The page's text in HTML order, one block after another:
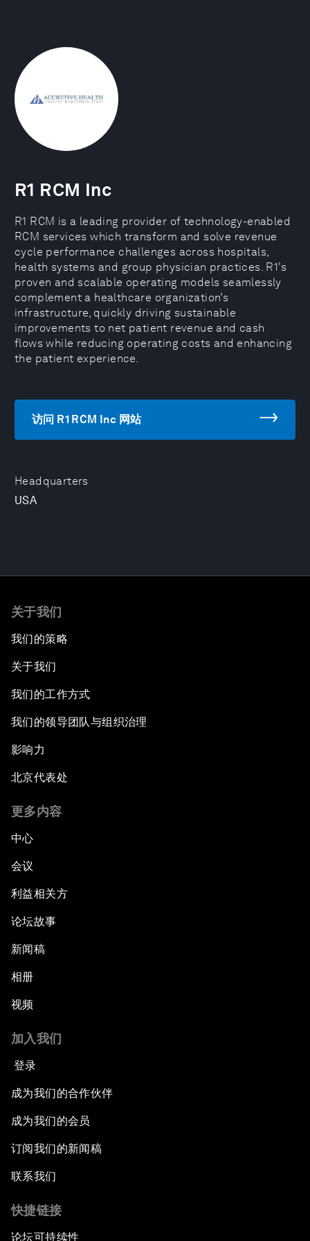
Headquarters
USA
R1 RCM Inc
R1 RCM is a leading provider of technology-enabled
RCM services which transform and solve revenue
cycle performance challenges across hospitals,
health systems and group physician practices. R1’s
proven and scalable operating models seamlessly
complement a healthcare organization’s
infrastructure, quickly driving sustainable
improvements to net patient revenue and cash
flows while reducing operating costs and enhancing
the patient experience.
访问 R1 RCM Inc 网站
关于我们
我们的策略
关于我们
我们的工作方式
我们的领导团队与组织治理
影响力
北京代表处
更多内容
中心
会议
利益相关方
论坛故事
新闻稿
相册
视频
加入我们
登录
成为我们的合作伙伴
成为我们的会员
订阅我们的新闻稿
联系我们
快捷链接
论坛可持续性